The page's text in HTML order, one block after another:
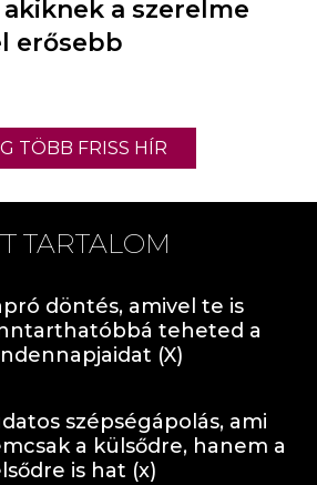
a szerelme
erősebb
TÖBB FRISS HÍR
TARTALOM
döntés, amivel te is
teheted a
(X)
szépségápolás, ami
a külsődre, hanem a
is hat (x)